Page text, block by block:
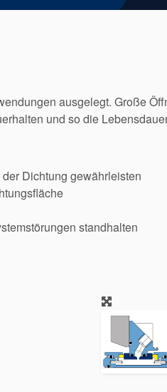
ausgelegt. Große
und so die
Dichtung gewährleisten
standhalten